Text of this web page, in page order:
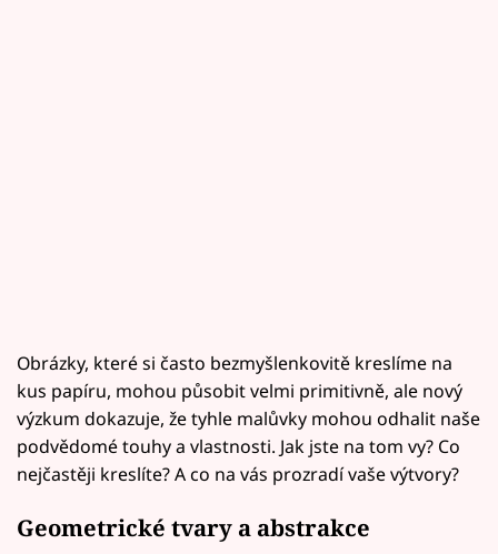
Obrázky, které si často bezmyšlenkovitě kreslíme na
kus papíru, mohou působit velmi primitivně, ale nový
výzkum dokazuje, že tyhle malůvky mohou odhalit naše
podvědomé touhy a vlastnosti. Jak jste na tom vy? Co
nejčastěji kreslíte? A co na vás prozradí vaše výtvory?
Geometrické tvary a abstrakce